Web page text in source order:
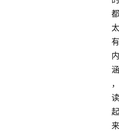
都
太
有
内
涵
，
读
起
来